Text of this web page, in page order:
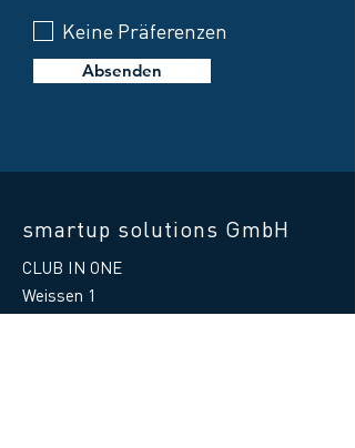
Keine Präferenzen
Absenden
smartup solutions GmbH
CLUB IN ONE
Weissen 1